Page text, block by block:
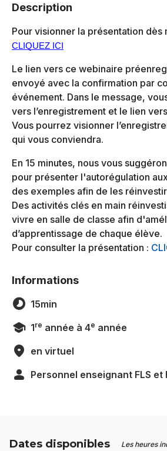
Description
Pour visionner la présentation dès
CLIQUEZ ICI
Le lien vers ce webinaire
envoyé avec la confirmation par
événement. Dans le message,
vers l’enregistrement et le lien
Vous pourrez visionner
qui vous conviendra.
En 15 minutes, nous vous
pour présenter l'autorégulation
des exemples afin de les
Des activités clés en main
vivre en salle de classe afin
d’apprentissage de chaque élève.
Pour consulter la présentation :
Informations
15min
1re année à 4e année
en virtuel
Personnel enseignant FLS et
Dates disponibles Les heures